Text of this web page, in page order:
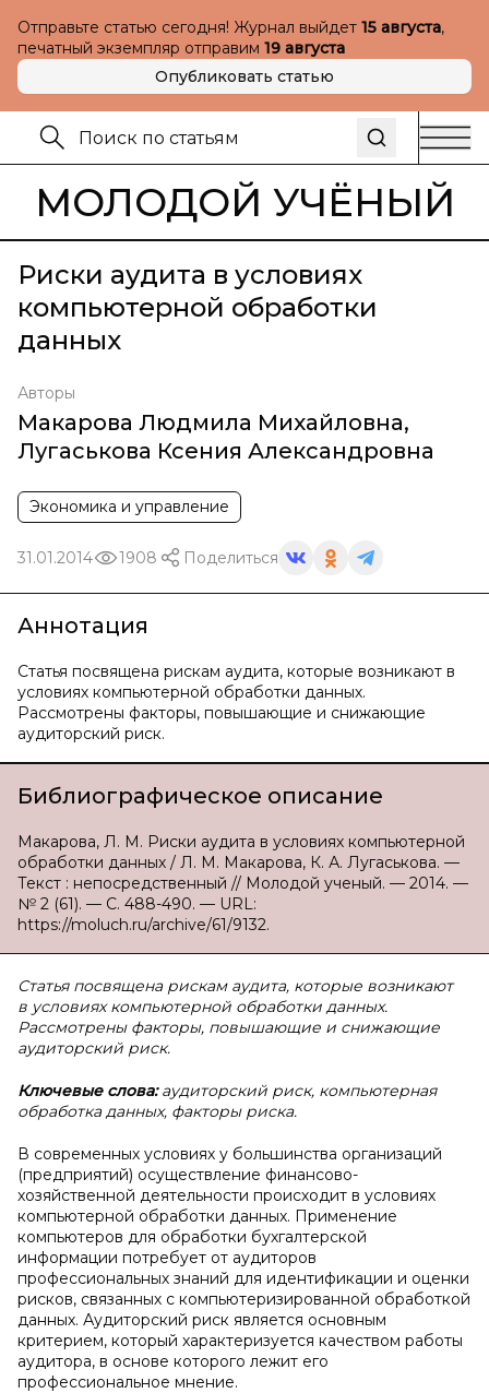
Отправьте статью сегодня! Журнал выйдет 15 августа,
печатный экземпляр отправим 19 августа
Опубликовать статью
МОЛОДОЙ УЧЁНЫЙ
Риски аудита в условиях
компьютерной обработки
данных
Авторы
Макарова Людмила Михайловна,
Лугаськова Ксения Александровна
Экономика и управление
31.01.2014 1908 Поделиться
Аннотация
Статья посвящена рискам аудита, которые возникают в
условиях компьютерной обработки данных.
Рассмотрены факторы, повышающие и снижающие
аудиторский риск.
Библиографическое описание
Макарова, Л. М. Риски аудита в условиях компьютерной
обработки данных / Л. М. Макарова, К. А. Лугаськова. —
Текст : непосредственный // Молодой ученый. — 2014. —
№ 2 (61). — С. 488-490. — URL:
https://moluch.ru/archive/61/9132.
Статья посвящена рискам аудита, которые возникают
в условиях компьютерной обработки данных.
Рассмотрены факторы, повышающие и снижающие
аудиторский риск.
Ключевые слова: аудиторский риск, компьютерная
обработка данных, факторы риска.
В современных условиях у большинства организаций
(предприятий) осуществление финансово-
хозяйственной деятельности происходит в условиях
компьютерной обработки данных. Применение
компьютеров для обработки бухгалтерской
информации потребует от аудиторов
профессиональных знаний для идентификации и оценки
рисков, связанных с компьютеризированной обработкой
данных. Аудиторский риск является основным
критерием, который характеризуется качеством работы
аудитора, в основе которого лежит его
профессиональное мнение.